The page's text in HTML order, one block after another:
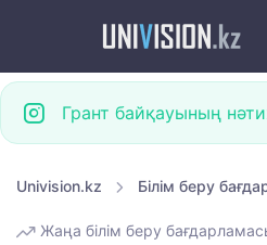
Грант байқауының
Univision.kz Білім беру
Жаңа білім беру